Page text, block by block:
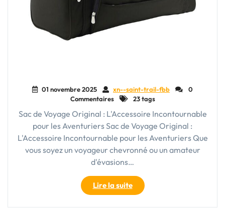
01 novembre 2025 xn--saint-trail-fbb
0
Commentaires
23 tags
Sac de Voyage Original : L'Accessoire Incontournable
pour les Aventuriers Sac de Voyage Original :
L'Accessoire Incontournable pour les Aventuriers Que
vous soyez un voyageur chevronné ou un amateur
d'évasions…
Lire la suite"Trouvez
Votre
Style